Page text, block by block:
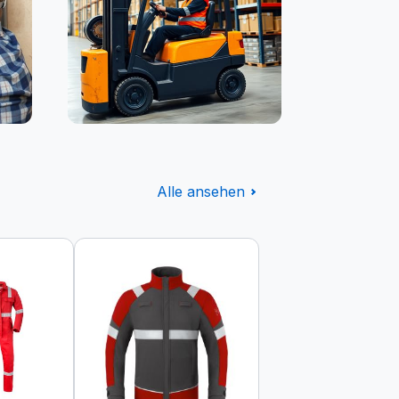
Alle ansehen